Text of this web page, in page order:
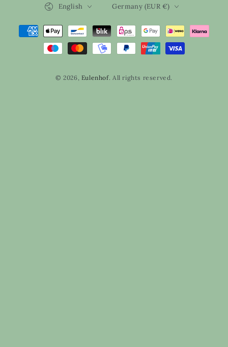
© 2026, Eulenhof. All rights reserved.
English Germany (EUR €)
Payment
methods